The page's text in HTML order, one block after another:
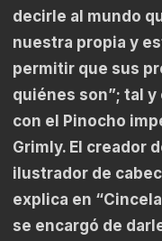
decirle al mundo
nuestra propia y
permitir que sus
quiénes son”; tal
con el Pinocho
Grimly. El creador
ilustrador de
explica en
se encargó de